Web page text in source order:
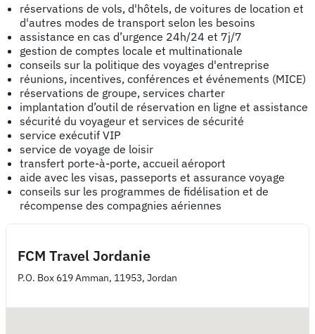
réservations de vols, d'hôtels, de voitures de location et
d'autres modes de transport selon les besoins
assistance en cas d’urgence 24h/24 et 7j/7
gestion de comptes locale et multinationale
conseils sur la politique des voyages d'entreprise
réunions, incentives, conférences et événements (MICE)
réservations de groupe, services charter
implantation d’outil de réservation en ligne et assistance
sécurité du voyageur et services de sécurité
service exécutif VIP
service de voyage de loisir
transfert porte-à-porte, accueil aéroport
aide avec les visas, passeports et assurance voyage
conseils sur les programmes de fidélisation et de
récompense des compagnies aériennes
FCM Travel Jordanie
P.O. Box 619 Amman, 11953, Jordan